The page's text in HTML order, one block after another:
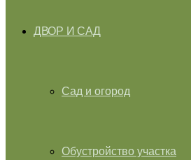
ДВОР И САД
Сад и огород
Обустройство участка